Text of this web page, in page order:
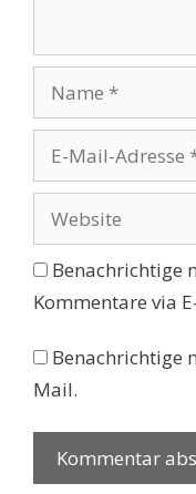
Mail-
Adresse
Benachrichtige
Kommentare via
Benachrichtige
Mail.